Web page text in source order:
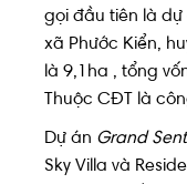
gọi đầu tiên là dự
xã Phước Kiển,
là 9,1ha , tổng
Thuộc CĐT là
Dự án Grand
Sky Villa và